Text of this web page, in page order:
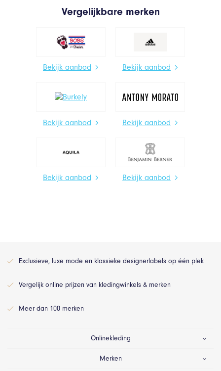
Vergelijkbare merken
Bekijk aanbod Bekijk aanbod
Bekijk aanbod Bekijk aanbod
Bekijk aanbod Bekijk aanbod
Exclusieve, luxe mode en klassieke designerlabels op één plek
Vergelijk online prijzen van kledingwinkels & merken
Meer dan 100 merken
Onlinekleding
Merken